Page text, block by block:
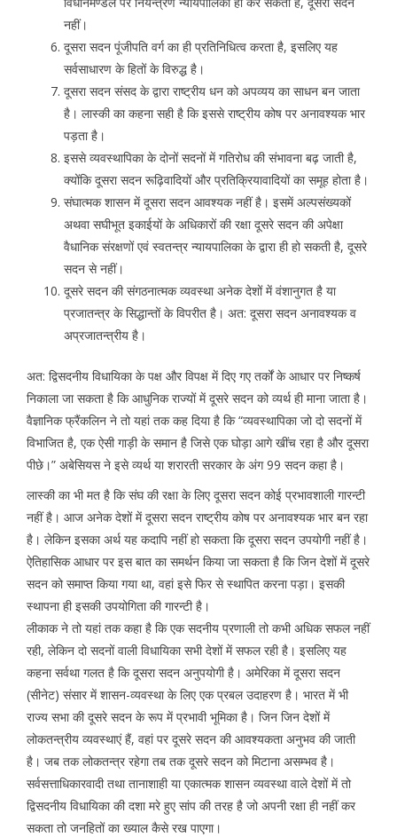
नहीं।
दूसरा सदन पूंजीपति वर्ग का ही प्रतिनिधित्व करता है, इसलिए यह
सर्वसाधारण के हितों के विरुद्ध है।
दूसरा सदन संसद के द्वारा राष्ट्रीय धन को अपव्यय का साधन बन जाता
है। लास्की का कहना सही है कि इससे राष्ट्रीय कोष पर अनावश्यक भार
पड़ता है।
इससे व्यवस्थापिका के दोनों सदनों में गतिरोध की संभावना बढ़ जाती है,
क्योंकि दूसरा सदन रूढ़िवादियों और प्रतिक्रियावादियों का समूह होता है।
संघात्मक शासन में दूसरा सदन आवश्यक नहीं है। इसमें अल्पसंख्यकों
अथवा सघीभूत इकाईयों के अधिकारों की रक्षा दूसरे सदन की अपेक्षा
वैधानिक संरक्षणों एवं स्वतन्त्र न्यायपालिका के द्वारा ही हो सकती है, दूसरे
सदन से नहीं।
दूसरे सदन की संगठनात्मक व्यवस्था अनेक देशों में वंशानुगत है या
प्रजातन्त्र के सिद्धान्तों के विपरीत है। अत: दूसरा सदन अनावश्यक व
अप्रजातन्त्रीय है।
अत: द्विसदनीय विधायिका के पक्ष और विपक्ष में दिए गए तर्कों के आधार पर निष्कर्ष
निकाला जा सकता है कि आधुनिक राज्यों में दूसरे सदन को व्यर्थ ही माना जाता है।
वैज्ञानिक फ्रैंकलिन ने तो यहां तक कह दिया है कि “व्यवस्थापिका जो दो सदनों में
विभाजित है, एक ऐसी गाड़ी के समान है जिसे एक घोड़ा आगे खींच रहा है और दूसरा
पीछे।” अबेसियस ने इसे व्यर्थ या शरारती सरकार के अंग 99 सदन कहा है।
लास्की का भी मत है कि संघ की रक्षा के लिए दूसरा सदन कोई प्रभावशाली गारन्टी
नहीं है। आज अनेक देशों में दूसरा सदन राष्ट्रीय कोष पर अनावश्यक भार बन रहा
है। लेकिन इसका अर्थ यह कदापि नहीं हो सकता कि दूसरा सदन उपयोगी नहीं है।
ऐतिहासिक आधार पर इस बात का समर्थन किया जा सकता है कि जिन देशों में दूसरे
सदन को समाप्त किया गया था, वहां इसे फिर से स्थापित करना पड़ा। इसकी
स्थापना ही इसकी उपयोगिता की गारन्टी है।
लीकाक ने तो यहां तक कहा है कि एक सदनीय प्रणाली तो कभी अधिक सफल नहीं
रही, लेकिन दो सदनों वाली विधायिका सभी देशों में सफल रही है। इसलिए यह
कहना सर्वथा गलत है कि दूसरा सदन अनुपयोगी है। अमेरिका में दूसरा सदन
(सीनेट) संसार में शासन-व्यवस्था के लिए एक प्रबल उदाहरण है। भारत में भी
राज्य सभा की दूसरे सदन के रूप में प्रभावी भूमिका है। जिन जिन देशों में
लोकतन्त्रीय व्यवस्थाएं हैं, वहां पर दूसरे सदन की आवश्यकता अनुभव की जाती
है। जब तक लोकतन्त्र रहेगा तब तक दूसरे सदन को मिटाना असम्भव है।
सर्वसत्ताधिकारवादी तथा तानाशाही या एकात्मक शासन व्यवस्था वाले देशों में तो
द्विसदनीय विधायिका की दशा मरे हुए सांप की तरह है जो अपनी रक्षा ही नहीं कर
सकता तो जनहितों का ख्याल कैसे रख पाएगा।